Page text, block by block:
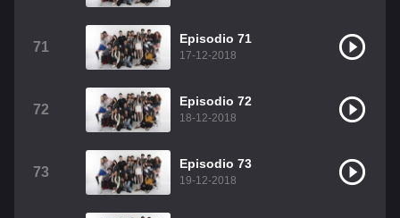
71
Episodio 71
17-12-2018
72
Episodio 72
18-12-2018
73
Episodio 73
19-12-2018